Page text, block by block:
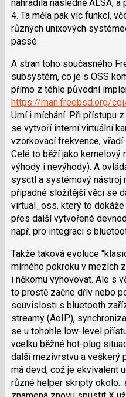
pro
následující
a
pro
předchozí
nový
názor
nahradila následně ALSA,
4. Ta měla pak víc funkcí,
různých unixových
passé.
A stran toho současného
subsystém, co je s OSS
přímo z téhle původní
https://man.freebsd.org/
Umí i míchání. Při přístupu
se vytvoří interní virtuální
vzorkovací frekvence,
Celé to běží jako kernelový
výhody i nevýhody). A
sysctl a systémový nástroj
případné složitější věci se
virtual_oss, který to
přes další vytvořené
např. pro integraci s
Takže taková evoluce
mírného pokroku v mezích
i někomu vyhovovat. Ale s
to prostě začne dřív nebo
souvislosti s bluetooth
streamy (AoIP),
se u tohohle low-level
vcelku běžné hot-plug
další mezivrstvu a veškerý
má devd, což je ekvivalent
různé helper skripty